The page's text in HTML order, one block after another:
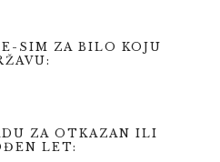
SIM ZA BILO KOJU
ZA OTKAZAN ILI
LET: